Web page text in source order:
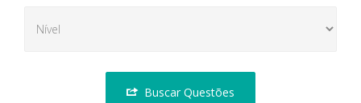
Buscar Questões